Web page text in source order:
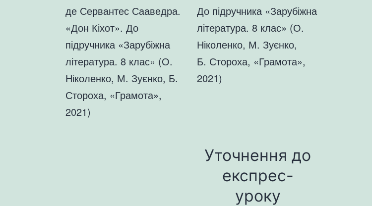
де Сервантес Сааведра.
«Дон Кіхот». До
підручника «Зарубіжна
література. 8 клас» (О.
Ніколенко, М. Зуєнко, Б.
Стороха, «Грамота»,
2021)
До підручника «Зарубіжна
література. 8 клас» (О.
Ніколенко, М. Зуєнко,
Б. Стороха, «Грамота»,
2021)
Уточнення до
експрес-
уроку